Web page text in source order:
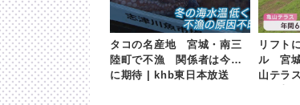
タコの名産地 宮城・南三
陸町で不漁 関係者は今後
に期待 | khb東日本放送
リフト
ル 宮城
山テラ